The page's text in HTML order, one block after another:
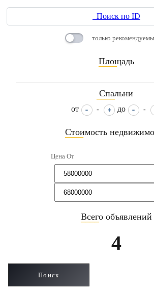
Поиск по ID
только
Площадь
____
Спальни
____
от - до -
Стоимость
____
Цена От
Всего объявлений
____
4